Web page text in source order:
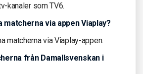
kanaler som TV6.
matcherna via appen Viaplay?
matcherna via Viaplay-appen.
från Damallsvenskan i